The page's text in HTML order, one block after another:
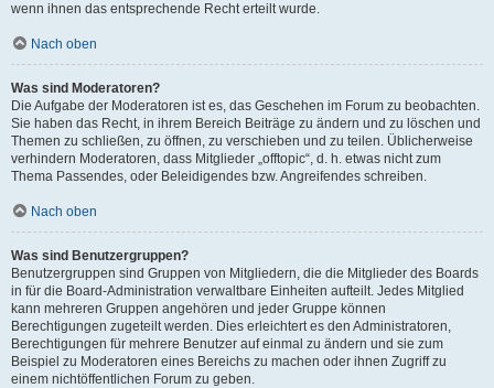
wenn ihnen das entsprechende Recht erteilt wurde.
Nach oben
Was sind Moderatoren?
Die Aufgabe der Moderatoren ist es, das Geschehen im Forum zu beobachten.
Sie haben das Recht, in ihrem Bereich Beiträge zu ändern und zu löschen und
Themen zu schließen, zu öffnen, zu verschieben und zu teilen. Üblicherweise
verhindern Moderatoren, dass Mitglieder „offtopic“, d. h. etwas nicht zum
Thema Passendes, oder Beleidigendes bzw. Angreifendes schreiben.
Nach oben
Was sind Benutzergruppen?
Benutzergruppen sind Gruppen von Mitgliedern, die die Mitglieder des Boards
in für die Board-Administration verwaltbare Einheiten aufteilt. Jedes Mitglied
kann mehreren Gruppen angehören und jeder Gruppe können
Berechtigungen zugeteilt werden. Dies erleichtert es den Administratoren,
Berechtigungen für mehrere Benutzer auf einmal zu ändern und sie zum
Beispiel zu Moderatoren eines Bereichs zu machen oder ihnen Zugriff zu
einem nichtöffentlichen Forum zu geben.